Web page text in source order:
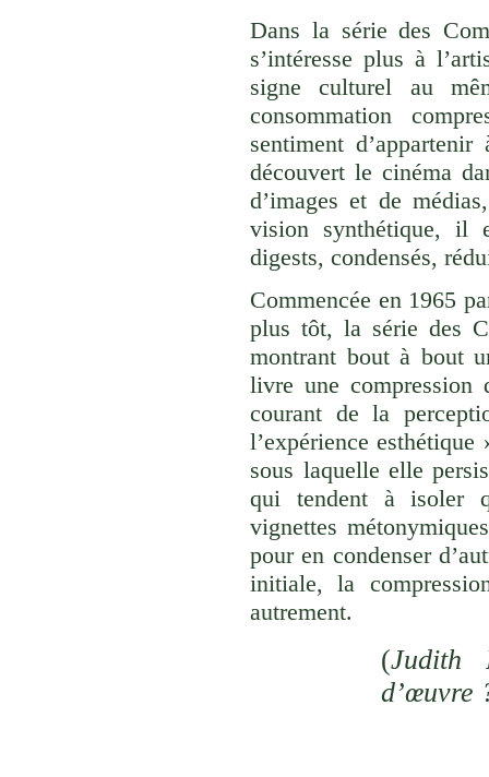
Dans la série des
s’intéresse plus à
signe culturel au
consommation
sentiment
découvert le cinéma
d’images et de
vision synthétique, il
digests, condensés,
Commencée en 1965
plus tôt, la série des
montrant bout à bout
livre une compression
courant de la
l’expérience
sous laquelle elle
qui tendent à isoler
vignettes
pour en condenser
initiale, la
autrement.
(Judith
d’œuvre